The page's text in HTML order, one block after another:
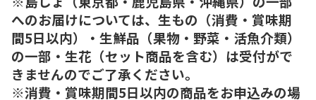
へのお届けについては、生もの（消費・賞味期
間5日以内）・生鮮品（果物・野菜・活魚介類）
の一部・生花（セット商品を含む）は受付がで
きませんのでご了承ください。
※消費・賞味期間5日以内の商品をお申込みの場